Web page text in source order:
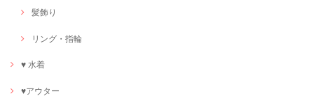
髪飾り
リング・指輪
♥ 水着
♥アウター